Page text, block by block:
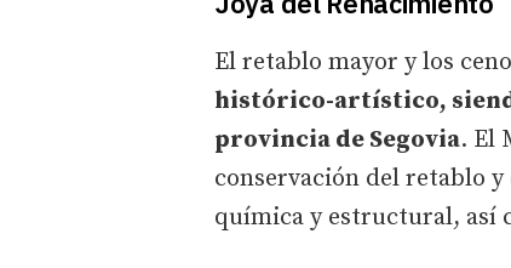
El retablo mayor y los
histórico-artístico,
provincia de Segovia. El
conservación del retablo
química y estructural, así